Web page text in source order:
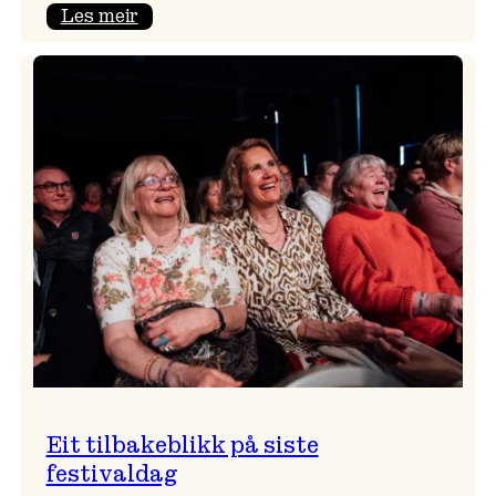
Les meir:
Eit tilbakeblikk på siste
festivaldag